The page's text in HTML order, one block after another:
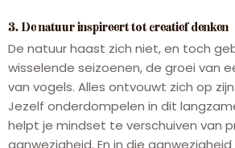
3. De natuur inspireert tot creatief denken
De natuur haast zich niet, en toch
wisselende seizoenen, de groei van
van vogels. Alles ontvouwt zich op
Jezelf onderdompelen in dit
helpt je mindset te verschuiven van
aanwezigheid. En in die